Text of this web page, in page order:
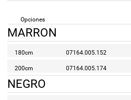
Opciones
MARRON
180cm 07164.005.152
200cm 07164.005.174
NEGRO